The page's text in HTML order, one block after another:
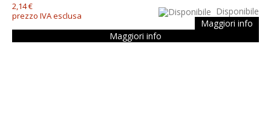
2,14 €
prezzo IVA esclusa
Disponibile
Maggiori info
Maggiori info